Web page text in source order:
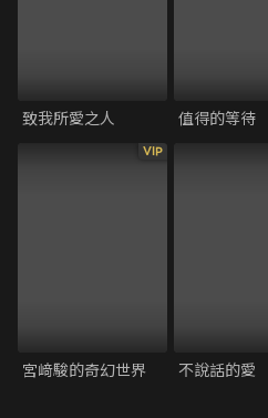
致我所愛之人 值得的等待
VIP
宮﨑駿的奇幻世界 不說話的愛